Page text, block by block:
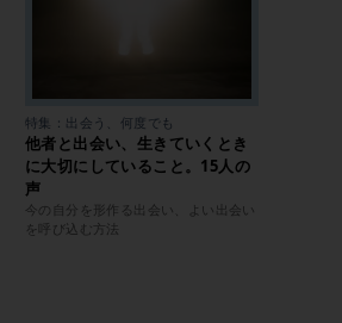
特集：出会う、何度でも
他者と出会い、生きていくとき
に大切にしていること。15人の
声
今の自分を形作る出会い、よい出会い
を呼び込む方法